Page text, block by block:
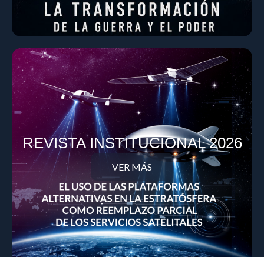
REVISTA INSTITUCIONAL 2026
VER MÁS